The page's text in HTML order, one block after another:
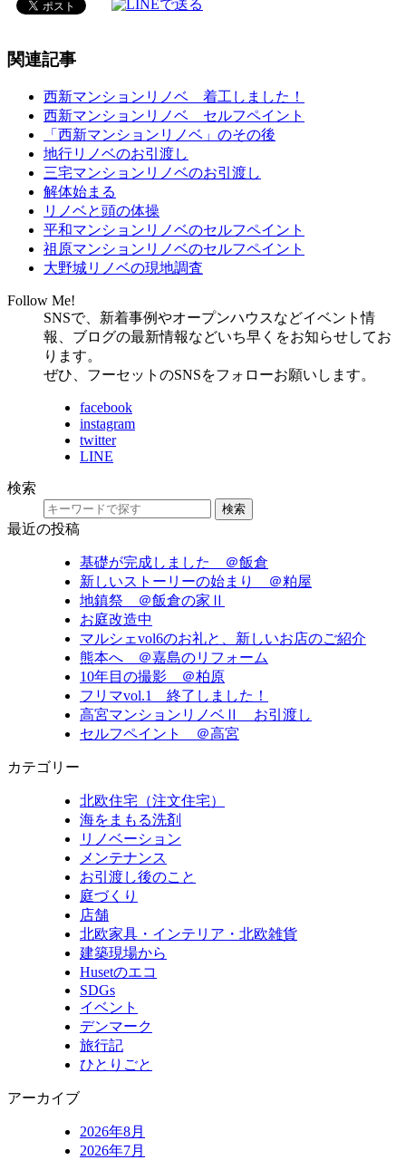
関連記事
西新マンションリノベ 着工しました！
西新マンションリノベ セルフペイント
「西新マンションリノベ」のその後
地行リノベのお引渡し
三宅マンションリノベのお引渡し
解体始まる
リノベと頭の体操
平和マンションリノベのセルフペイント
祖原マンションリノベのセルフペイント
大野城リノベの現地調査
Follow Me!
SNSで、新着事例やオープンハウスなどイベント情
報、ブログの最新情報などいち早くをお知らせしてお
ります。
ぜひ、フーセットのSNSをフォローお願いします。
facebook
instagram
twitter
LINE
検索
検索
最近の投稿
基礎が完成しました ＠飯倉
新しいストーリーの始まり ＠粕屋
地鎮祭 ＠飯倉の家Ⅱ
お庭改造中
マルシェvol6のお礼と、新しいお店のご紹介
熊本へ ＠嘉島のリフォーム
10年目の撮影 ＠柏原
フリマvol.1 終了しました！
高宮マンションリノベⅡ お引渡し
セルフペイント ＠高宮
カテゴリー
北欧住宅（注文住宅）
海をまもる洗剤
リノベーション
メンテナンス
お引渡し後のこと
庭づくり
店舗
北欧家具・インテリア・北欧雑貨
建築現場から
Husetのエコ
SDGs
イベント
デンマーク
旅行記
ひとりごと
アーカイブ
2026年8月
2026年7月